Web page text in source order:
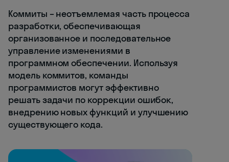
Коммиты – неотъемлемая часть процесса
разработки, обеспечивающая
организованное и последовательное
управление изменениями в
программном обеспечении. Используя
модель коммитов, команды
программистов могут эффективно
решать задачи по коррекции ошибок,
внедрению новых функций и улучшению
существующего кода.